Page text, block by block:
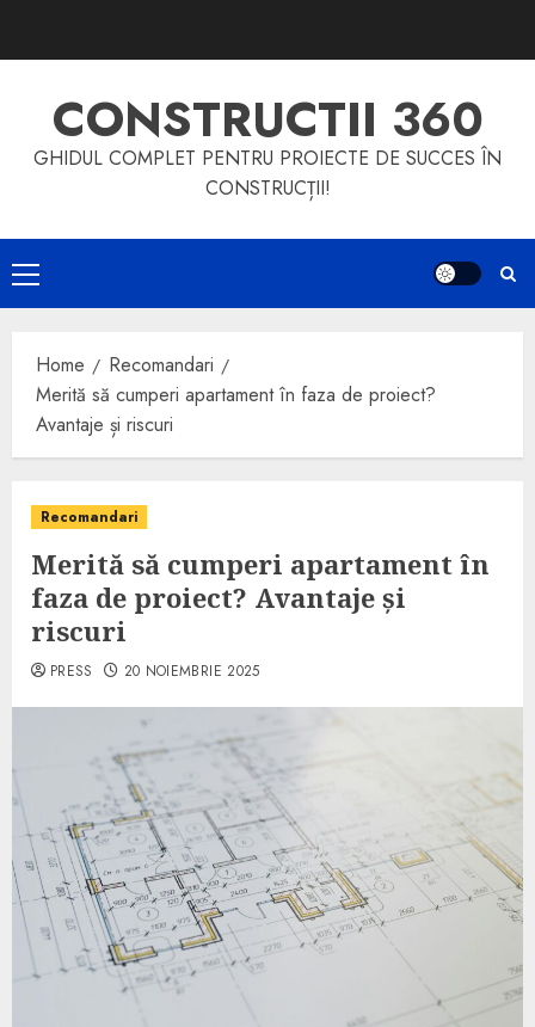
CONSTRUCTII 360
GHIDUL COMPLET PENTRU PROIECTE DE SUCCES ÎN
CONSTRUCȚII!
Primary
Menu
Home
Recomandari
Merită să cumperi apartament în faza de proiect?
Avantaje și riscuri
Recomandari
Merită să cumperi apartament în
faza de proiect? Avantaje și
riscuri
PRESS 20 NOIEMBRIE 2025